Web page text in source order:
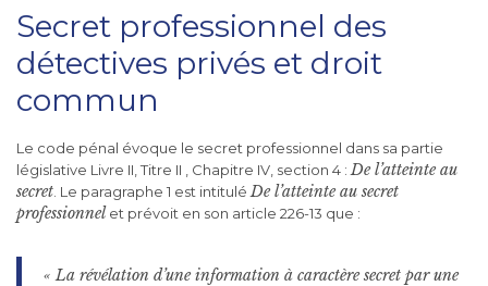
Secret professionnel des
détectives privés et droit
commun
Le code pénal évoque le secret professionnel dans sa partie
législative Livre II, Titre II , Chapitre IV, section 4 : De l’atteinte au
secret . Le paragraphe 1 est intitulé De l’atteinte au secret
professionnel et prévoit en son article 226-13 que :
« La révélation d’une information à caractère secret par une